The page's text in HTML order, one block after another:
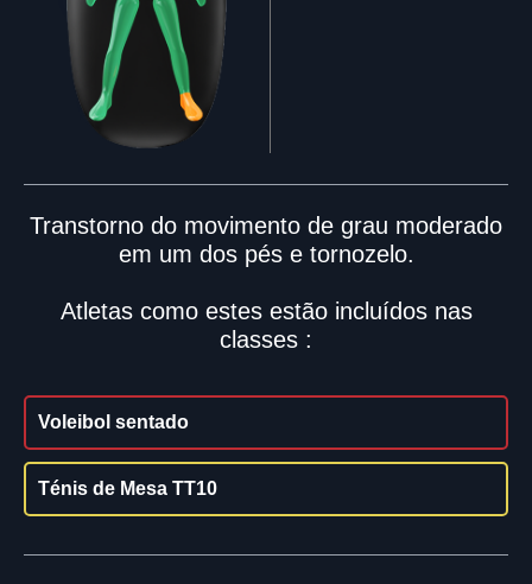
Transtorno do movimento de grau moderado
em um dos pés e tornozelo.
Atletas como estes estão incluídos nas
classes :
Voleibol sentado
Ténis de Mesa TT10